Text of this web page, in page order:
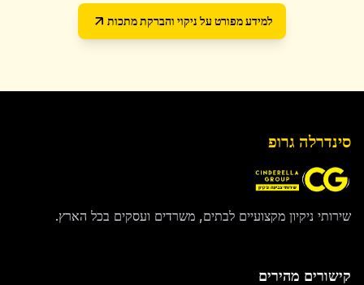
למידע מפורט על ניקוי והברקת מתכות
סינדרלה גרופ
שירותי ניקיון מקצועיים לבתים, משרדים ועסקים בכל הארץ.
קישורים מהירים